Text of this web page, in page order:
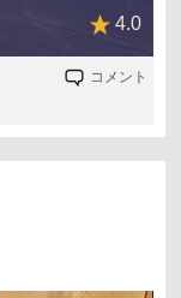
4.0
コメント